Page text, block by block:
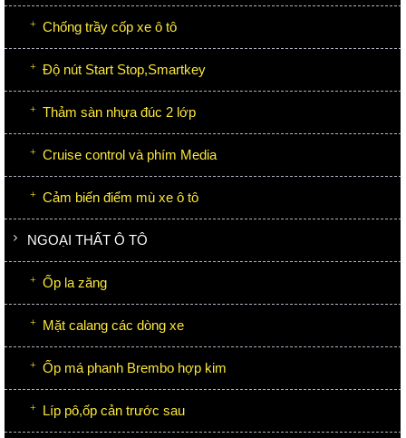
Chống trầy cốp xe ô tô
Độ nút Start Stop,Smartkey
Thảm sàn nhựa đúc 2 lớp
Cruise control và phím Media
Cảm biến điểm mù xe ô tô
NGOẠI THẤT Ô TÔ
Ốp la zăng
Mặt calang các dòng xe
Ốp má phanh Brembo hợp kim
Líp pô,ốp cản trước sau